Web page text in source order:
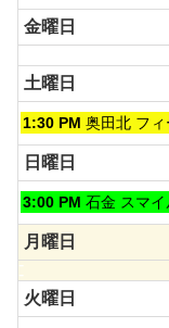
金曜日
土曜日
土
曜
日,
8
月
8th
2026
1:30 PM 奥田北 フィ
日曜日
日
曜
日,
8
月
9th
2026
3:00 PM 石金 スマイ
月曜日
火曜日